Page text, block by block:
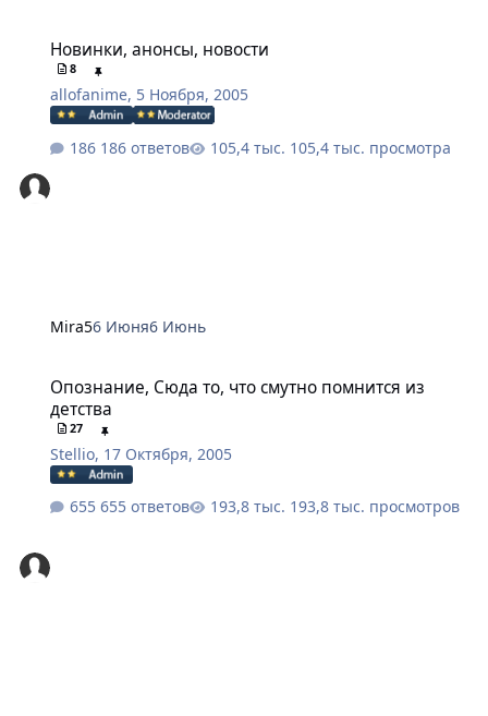
Новинки, анонсы, новости
8
allofanime, 5 Ноября, 2005
186 ответов 105,4 тыс. просмотра
Mira56 Июня6 Июнь
Опознание, Сюда то, что смутно помнится из
детства
27
Stellio, 17 Октября, 2005
655 ответов 193,8 тыс. просмотров